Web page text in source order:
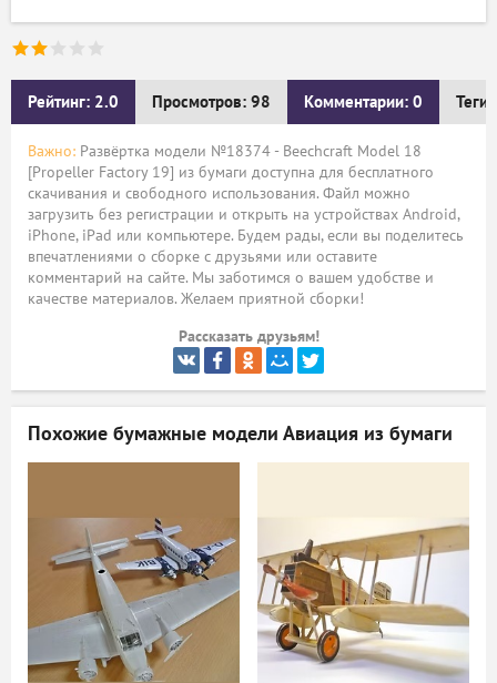
Рейтинг: 2.0 Просмотров: 98 Комментарии: 0 Теги:
Важно: Развёртка модели №18374 - Beechcraft Model 18
[Propeller Factory 19] из бумаги доступна для бесплатного
скачивания и свободного использования. Файл можно
загрузить без регистрации и открыть на устройствах Android,
iPhone, iPad или компьютере. Будем рады, если вы поделитесь
впечатлениями о сборке с друзьями или оставите
комментарий на сайте. Мы заботимся о вашем удобстве и
качестве материалов. Желаем приятной сборки!
Рассказать друзьям!
Похожие бумажные модели Авиация из бумаги